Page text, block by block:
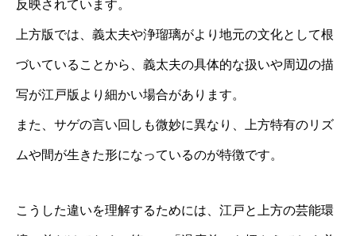
反映されています。
上方版では、義太夫や浄瑠璃がより地元の文化として根
づいていることから、義太夫の具体的な扱いや周辺の描
写が江戸版より細かい場合があります。
また、サゲの言い回しも微妙に異なり、上方特有のリズ
ムや間が生きた形になっているのが特徴です。
こうした違いを理解するためには、江戸と上方の芸能環